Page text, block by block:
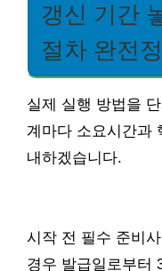
갱신 기간
절차 완전
실제 실행 방법을
계마다 소요시간과
내하겠습니다.
시작 전 필수 준비
경우 발급일로부터